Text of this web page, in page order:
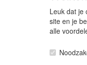
Leuk dat je
site en je
alle